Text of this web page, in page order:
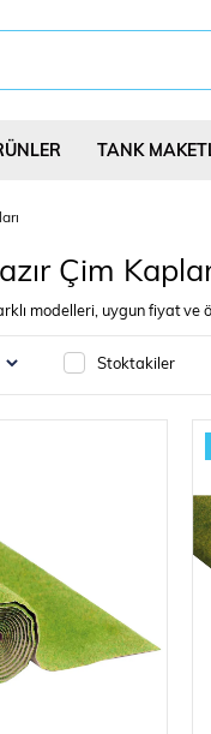
Uçurtmalar
Enerjili Kitler Lego
TANK
Çim
modelleri, uygun fiyat
Stoktakiler